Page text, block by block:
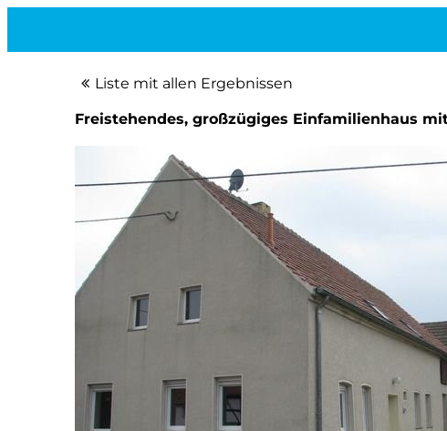
Liste mit allen Ergebnissen
Freistehendes, großzügiges Einfamilienhaus